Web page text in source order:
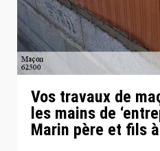
Vos travaux de
les mains de
Marin père et fils